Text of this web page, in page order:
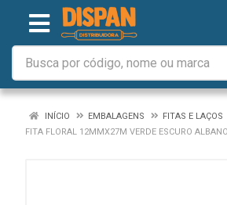
INÍCIO EMBALAGENS
FITAS E LAÇOS
FITA FLORAL 12MMX27M VERDE ESCURO ALBANO